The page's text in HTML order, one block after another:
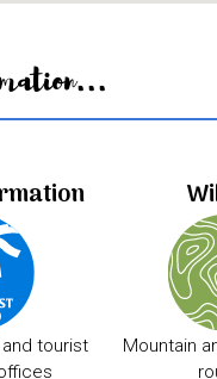
tourist
Mountain